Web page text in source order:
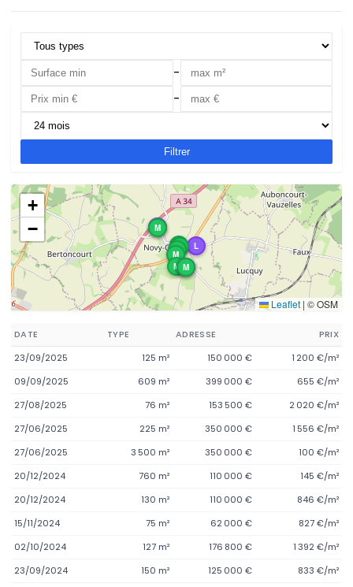
-
-
Filtrer
DATE TYPE ADRESSE
PRIX
23/09/2025
125 m² 150 000 €
1 200 €/m²
09/09/2025
609 m² 399 000 €
655 €/m²
27/08/2025
76 m² 153 500 €
2 020 €/m²
27/06/2025
225 m² 350 000 €
1 556 €/m²
27/06/2025
3 500 m² 350 000 €
100 €/m²
20/12/2024
760 m² 110 000 €
145 €/m²
20/12/2024
130 m² 110 000 €
846 €/m²
15/11/2024
75 m² 62 000 €
827 €/m²
02/10/2024
127 m² 176 800 €
1 392 €/m²
23/09/2024
150 m² 125 000 € 833 €/m²
M L
M
M
L
L
M
M
MM
+
−
Leaflet | © OSM